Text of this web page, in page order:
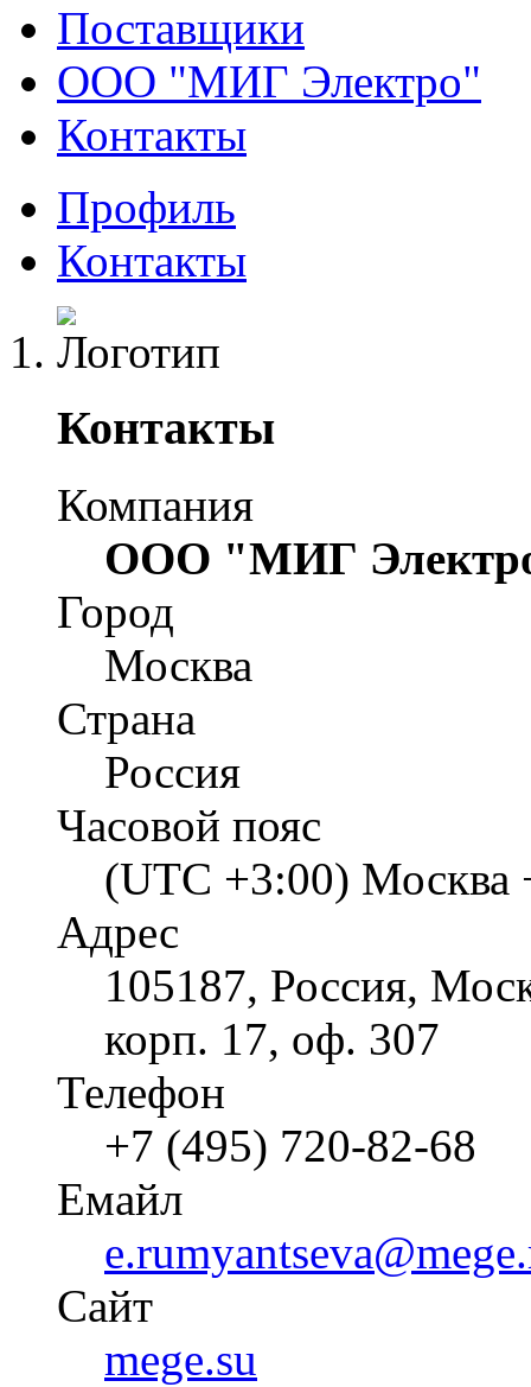
Поставщики
ООО "МИГ Электро"
Контакты
Профиль
Контакты
Контакты
Компания
ООО "МИГ
Город
Москва
Страна
Россия
Часовой пояс
(UTC +3:00) Москва
Адрес
105187, Россия,
корп. 17, оф. 307
Телефон
+7 (495) 720-82-68
Емайл
Cайт
mege.su